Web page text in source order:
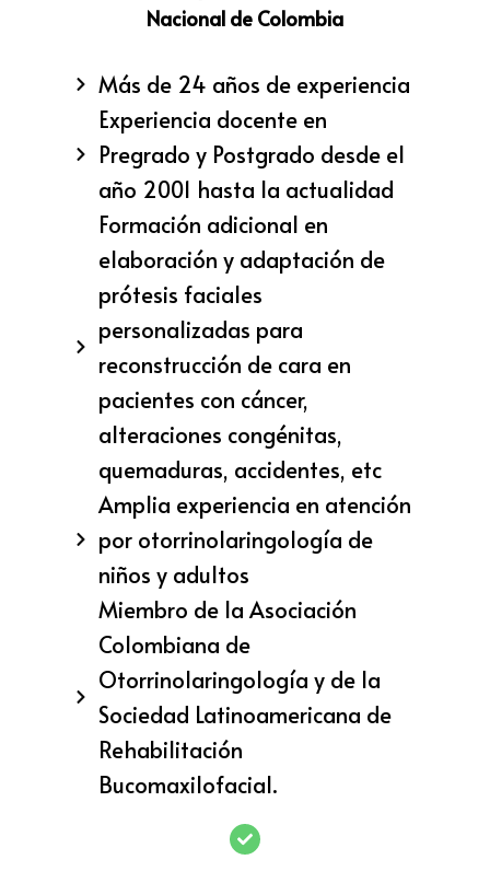
Nacional de Colombia
Más de 24 años de experiencia
Experiencia docente en
Pregrado y Postgrado desde el
año 2001 hasta la actualidad
Formación adicional en
elaboración y adaptación de
prótesis faciales
personalizadas para
reconstrucción de cara en
pacientes con cáncer,
alteraciones congénitas,
quemaduras, accidentes, etc
Amplia experiencia en atención
por otorrinolaringología de
niños y adultos
Miembro de la Asociación
Colombiana de
Otorrinolaringología y de la
Sociedad Latinoamericana de
Rehabilitación
Bucomaxilofacial.